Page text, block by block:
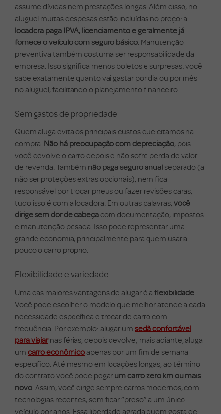
assume dívidas nem prestações longas. Além disso, no
aluguel muitas despesas estão incluídas no preço: a
locadora paga IPVA, licenciamento e geralmente já
fornece o veículo com seguro básico . Manutenção
preventiva também costuma ser responsabilidade da
empresa. Isso significa menos boletos e surpresas: você
sabe exatamente quanto vai gastar por dia ou por mês
no aluguel, facilitando o planejamento financeiro.
Sem gastos de propriedade
Quem aluga evita os principais custos que citamos na
compra. Não há preocupação com depreciação, pois
você devolve o carro depois e não sofre perda de valor
de revenda. Também não paga seguro anualseparado (a
não ser proteções extras opcionais), nem fica
responsável por trocar pneus ou fazer revisões caras,
tudo isso é com a locadora. Em outras palavras, você
dirige sem dor de cabeçacom documentação, impostos
e manutenção pesada. Isso pode representar uma
grande economia, principalmente para quem usaria
pouco o carro próprio.
Flexibilidade e variedade
Uma das maiores vantagens de alugar é a flexibilidade
Você pode escolher o modelo que melhor atende a cada
necessidade específica e trocar de carro com
frequência. Por exemplo: alugar um sedã confortável
para viajarnas férias, depois devolve; mais adiante, aluga
um carro econômico apenas por um fim de semana
específico. Até mesmo em locações longas, ao término
do contrato você pode pegar um carro zero km ou mais
novo . Assim, você dirige sempre carros modernos, com
tecnologias recentes, sem ficar “preso” a um único
veículo por anos. Essa liberdade agrada quem gosta de